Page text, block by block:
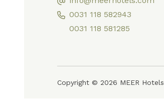
0031 118 582943
0031 118 581285
Copyright © 2026 MEER Hotels